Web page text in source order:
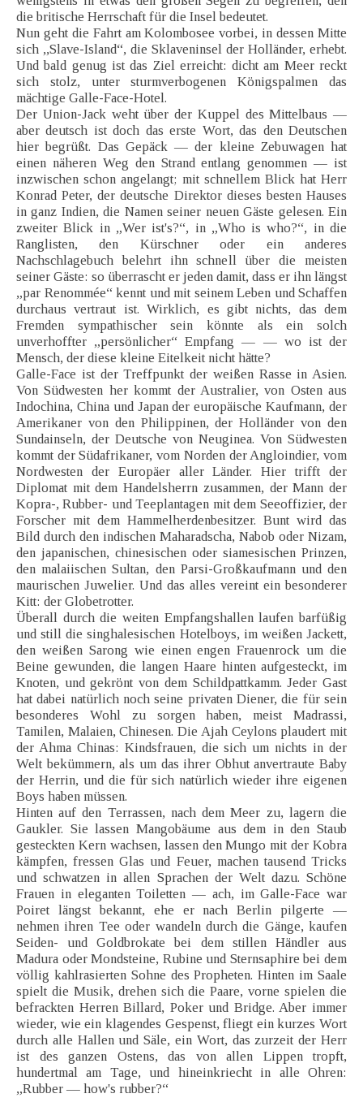
die britische Herrschaft für die Insel bedeutet.
Nun geht die Fahrt am Kolombosee vorbei, in dessen Mitte
sich ,,Slave-Island“, die Sklaveninsel der Holländer, erhebt.
Und bald genug ist das Ziel erreicht: dicht am Meer reckt
sich stolz, unter sturmverbogenen Königspalmen das
mächtige Galle-Face-Hotel.
Der Union-Jack weht über der Kuppel des Mittelbaus —
aber deutsch ist doch das erste Wort, das den Deutschen
hier begrüßt. Das Gepäck — der kleine Zebuwagen hat
einen näheren Weg den Strand entlang genommen — ist
inzwischen schon angelangt; mit schnellem Blick hat Herr
Konrad Peter, der deutsche Direktor dieses besten Hauses
in ganz Indien, die Namen seiner neuen Gäste gelesen. Ein
zweiter Blick in „Wer ist's?“, in „Who is who?“, in die
Ranglisten, den Kürschner oder ein anderes
Nachschlagebuch belehrt ihn schnell über die meisten
seiner Gäste: so überrascht er jeden damit, dass er ihn längst
„par Renommée“ kennt und mit seinem Leben und Schaffen
durchaus vertraut ist. Wirklich, es gibt nichts, das dem
Fremden sympathischer sein könnte als ein solch
unverhoffter „persönlicher“ Empfang — — wo ist der
Mensch, der diese kleine Eitelkeit nicht hätte?
Galle-Face ist der Treffpunkt der weißen Rasse in Asien.
Von Südwesten her kommt der Australier, von Osten aus
Indochina, China und Japan der europäische Kaufmann, der
Amerikaner von den Philippinen, der Holländer von den
Sundainseln, der Deutsche von Neuginea. Von Südwesten
kommt der Südafrikaner, vom Norden der Angloindier, vom
Nordwesten der Europäer aller Länder. Hier trifft der
Diplomat mit dem Handelsherrn zusammen, der Mann der
Kopra-, Rubber- und Teeplantagen mit dem Seeoffizier, der
Forscher mit dem Hammelherdenbesitzer. Bunt wird das
Bild durch den indischen Maharadscha, Nabob oder Nizam,
den japanischen, chinesischen oder siamesischen Prinzen,
den malaiischen Sultan, den Parsi-Großkaufmann und den
maurischen Juwelier. Und das alles vereint ein besonderer
Kitt: der Globetrotter.
Überall durch die weiten Empfangshallen laufen barfüßig
und still die singhalesischen Hotelboys, im weißen Jackett,
den weißen Sarong wie einen engen Frauenrock um die
Beine gewunden, die langen Haare hinten aufgesteckt, im
Knoten, und gekrönt von dem Schildpattkamm. Jeder Gast
hat dabei natürlich noch seine privaten Diener, die für sein
besonderes Wohl zu sorgen haben, meist Madrassi,
Tamilen, Malaien, Chinesen. Die Ajah Ceylons plaudert mit
der Ahma Chinas: Kindsfrauen, die sich um nichts in der
Welt bekümmern, als um das ihrer Obhut anvertraute Baby
der Herrin, und die für sich natürlich wieder ihre eigenen
Boys haben müssen.
Hinten auf den Terrassen, nach dem Meer zu, lagern die
Gaukler. Sie lassen Mangobäume aus dem in den Staub
gesteckten Kern wachsen, lassen den Mungo mit der Kobra
kämpfen, fressen Glas und Feuer, machen tausend Tricks
und schwatzen in allen Sprachen der Welt dazu. Schöne
Frauen in eleganten Toiletten — ach, im Galle-Face war
Poiret längst bekannt, ehe er nach Berlin pilgerte —
nehmen ihren Tee oder wandeln durch die Gänge, kaufen
Seiden- und Goldbrokate bei dem stillen Händler aus
Madura oder Mondsteine, Rubine und Sternsaphire bei dem
völlig kahlrasierten Sohne des Propheten. Hinten im Saale
spielt die Musik, drehen sich die Paare, vorne spielen die
befrackten Herren Billard, Poker und Bridge. Aber immer
wieder, wie ein klagendes Gespenst, fliegt ein kurzes Wort
durch alle Hallen und Säle, ein Wort, das zurzeit der Herr
ist des ganzen Ostens, das von allen Lippen tropft,
hundertmal am Tage, und hineinkriecht in alle Ohren:
„Rubber — how's rubber?“